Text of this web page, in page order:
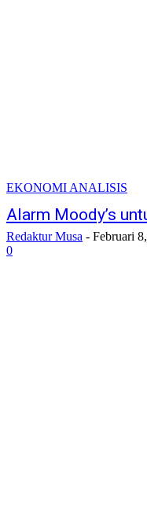
EKONOMI ANALISIS
Alarm Moody’s
Redaktur Musa - Februari
0